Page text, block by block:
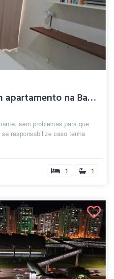
quarto para moca em apartamento na Barr...
sem problemas para que
responsabilize caso tenha
1 1